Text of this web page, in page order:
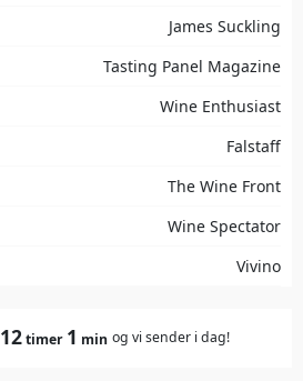
James Suckling
Tasting Panel Magazine
Wine Enthusiast
Falstaff
The Wine Front
Wine Spectator
Vivino
12timer 1 min og vi sender i dag!